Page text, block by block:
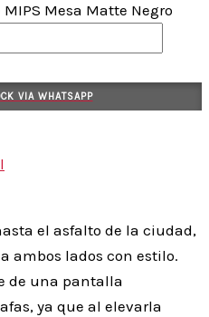
Mesa Matte Negro
VIA WHATSAPP
el asfalto de la ciudad,
ambos lados con estilo.
de una pantalla
ya que al elevarla